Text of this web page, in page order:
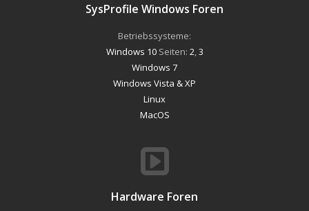
SysProfile Windows Foren
Betriebssysteme:
Windows 10Seiten: 2 3
Windows 7
Windows Vista & XP
Linux
MacOS
Hardware Foren